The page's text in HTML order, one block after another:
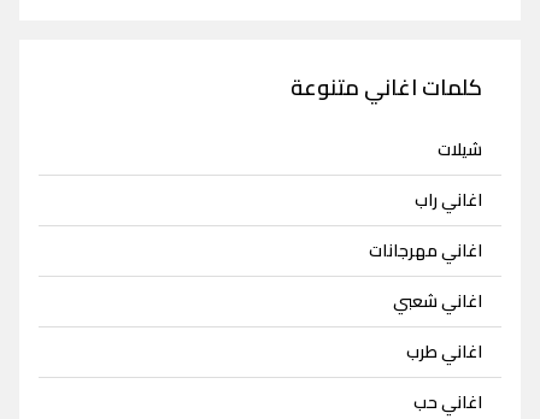
كلمات اغاني متنوعة
شيلات
اغاني راب
اغاني مهرجانات
اغاني شعبي
اغاني طرب
اغاني حب